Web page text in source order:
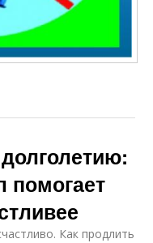
помогает
Как продлить